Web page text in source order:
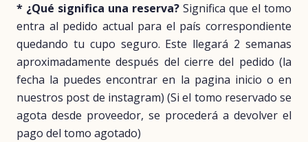
* ¿Qué significa una reserva? Significa que el tomo
entra al pedido actual para el país correspondiente
quedando tu cupo seguro. Este llegará 2 semanas
aproximadamente después del cierre del pedido (la
fecha la puedes encontrar en la pagina inicio o en
nuestros post de instagram) (Si el tomo reservado se
agota desde proveedor, se procederá a devolver el
pago del tomo agotado)